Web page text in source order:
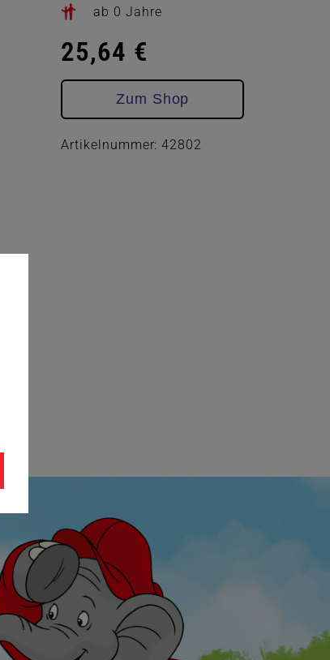
ab 0 Jahre
25,64 €
Zum Shop
Artikelnummer: 42802